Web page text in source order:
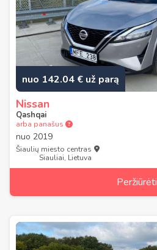
nuo 142.04 € už parą
Nissan
Qashqai
arba panašus
nuo 2019
Šiaulių miesto centras
Siauliai, Lietuva
Peržiūrėti